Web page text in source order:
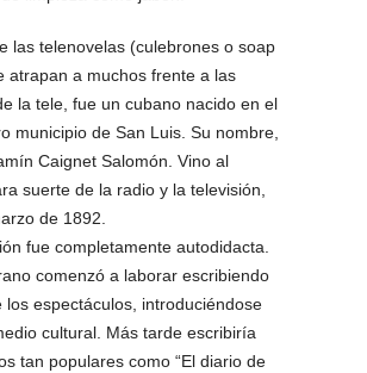
las telenovelas (culebrones o soap
atrapan a muchos frente a las
la tele, fue un cubano nacido en el
municipio de San Luis. Su nombre,
Caignet Salomón. Vino al
suerte de la radio y la televisión,
de 1892.
fue completamente autodidacta.
comenzó a laborar escribiendo
los espectáculos, introduciéndose
cultural. Más tarde escribiría
tan populares como “El diario de